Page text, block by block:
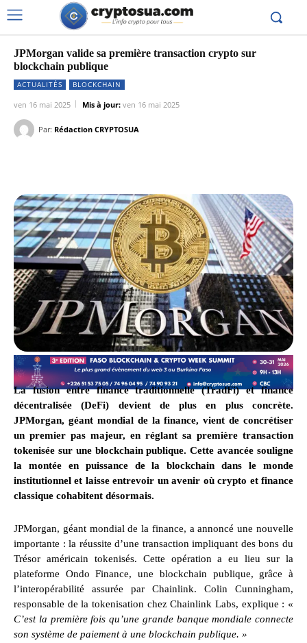
JPMorgan valide sa première transaction crypto sur
blockchain publique
ACTUALITÉS BLOCKCHAIN
ven 16 mai 2025 Mis à jour: ven 16 mai 2025
Par: Rédaction CRYPTOSUA
La fusion entre finance traditionnelle (TradFi) et finance
décentralisée (DeFi) devient de plus en plus concrète.
JPMorgan, géant mondial de la finance, vient de concrétiser
un premier pas majeur, en réglant sa première transaction
tokenisée sur une blockchain publique. Cette avancée souligne
la montée en puissance de la blockchain dans le monde
institutionnel et laisse entrevoir un avenir où crypto et finance
classique cohabitent désormais.
JPMorgan, géant mondial de la finance, a annoncé une nouvelle
importante : la réussite d’une transaction impliquant des bons du
Trésor américain tokenisés. Cette opération a eu lieu sur la
plateforme Ondo Finance, une blockchain publique, grâce à
l’interopérabilité assurée par Chainlink. Colin Cunningham,
responsable de la tokenisation chez Chainlink Labs, explique : «
C’est la première fois qu’une grande banque mondiale connecte
son système de paiement à une blockchain publique. »